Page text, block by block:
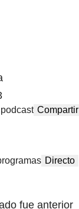
podcast Compartir
Directo
fue anterior